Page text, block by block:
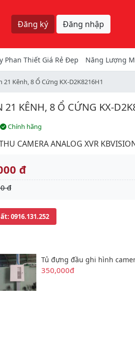
Đăng ký Đăng nhập
Phan Thiết Giá Rẻ Đẹp Năng Lượng
Kênh, 8 Ổ Cứng KX-D2K8216H1
KÊNH, 8 Ổ CỨNG KX-
Chính hãng
CAMERA ANALOG XVR
đ
đ
: 0916.131.252
Tủ đựng đầu ghi hình
350,000đ